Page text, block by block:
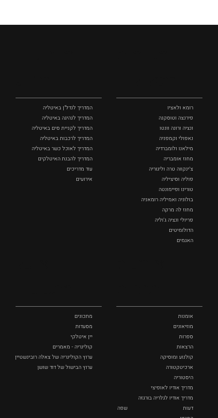
רומא ולאציו
פירנצה וטוסקנה ‏
ונציה ורונה וונטו
נאפולי‏ וקמפניה
מילאנו ולומברדיה
מחוז אומבריה
צ'ינקווה טרה וליגוריה
פוליה וסיציליה ‏
טורינו ופיימונטה
בולוניה ואמיליה רומאניה
מחוז לה מרקה
פריולי ונציה ג'וליה
הדולומיטים
האגמים
המדריך לנדל"ן באיטליה
המדריך לנהיגה באיטליה
המדריך לקניית סים באיטליה
המדריך לרכבות באיטליה
המדריך לאוכל כשר באיטליה
המדריך להבנת האיטלקים
עוד מדריכים
אירועים
אומנות
מוזיאונים
ספרות
הרצאות
קולנוע ומוסיקה
ארכיטקטורה
היסטוריה
מדריך אודיו לאופיצי
מדריך אודיו לגלריה בורגזה
דעות
שפה
מתכונים
מסעדות
יין איטלקי
קולינריה - מאמרים
ערוץ הקולינריה של צאלה רובינשטיין
ערוץ הבישול של דוד שושן